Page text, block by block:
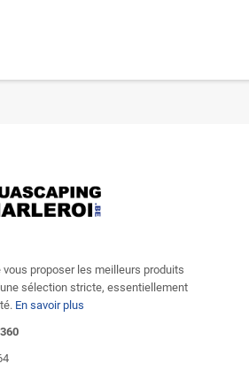
vous proposer les meilleurs produits
sélection stricte, essentiellement
En savoir plus